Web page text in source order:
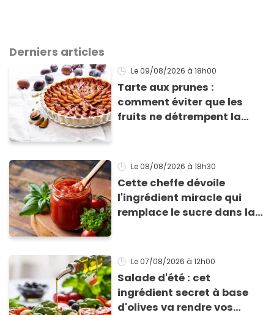
Derniers articles
Le 09/08/2026 à 18h00
Tarte aux prunes :
comment éviter que les
fruits ne détrempent la
Le 08/08/2026 à 18h30
Cette cheffe dévoile
l'ingrédient miracle qui
remplace le sucre dans la
Le 07/08/2026 à 12h00
Salade d'été : cet
ingrédient secret à base
d'olives va rendre vos